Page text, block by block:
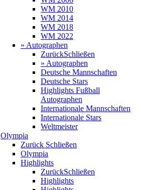
WM 2010
WM 2014
WM 2018
WM 2022
» Autographen
ZurückSchließen
» Autographen
Deutsche Mannschaften
Deutsche Stars
Highlights Fußball
Autographen
Internationale Mannschaften
Internationale Stars
Weltmeister
Olympia
Zurück Schließen
Olympia
Highlights
ZurückSchließen
Highlights